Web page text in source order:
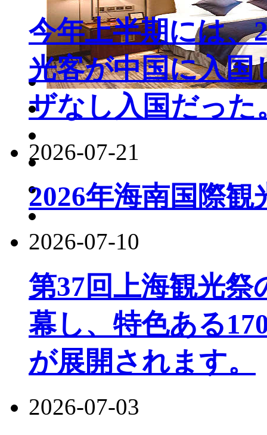
今年上半期には、
光客が中国に入国
ザなし入国だった
2026-07-21
2026年海南国際
2026-07-10
第37回上海観光
幕し、特色ある
が展開されます。
2026-07-03